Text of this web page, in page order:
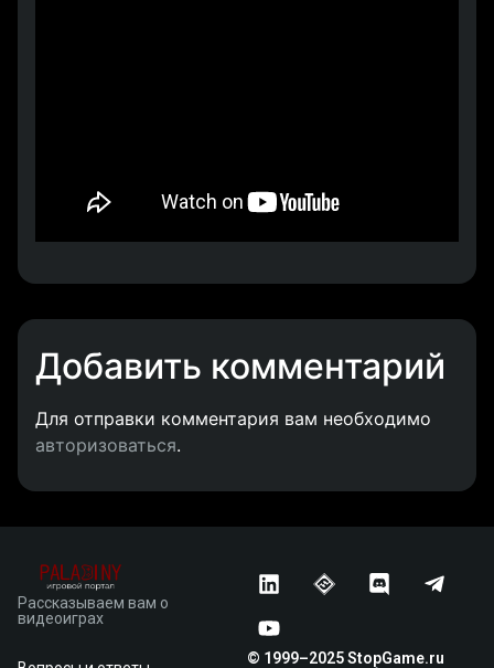
Добавить комментарий
Для отправки комментария вам необходимо
авторизоваться.
Рассказываем вам о
видеоиграх
© 1999–2025 StopGame.ru